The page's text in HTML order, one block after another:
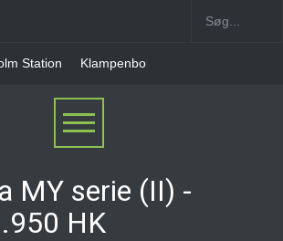
Station Klampenborgbane Station
MY serie (II) -
HK